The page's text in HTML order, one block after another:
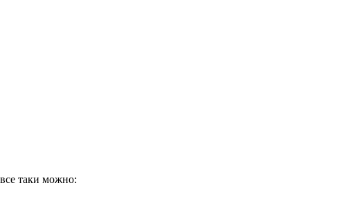
таки можно: